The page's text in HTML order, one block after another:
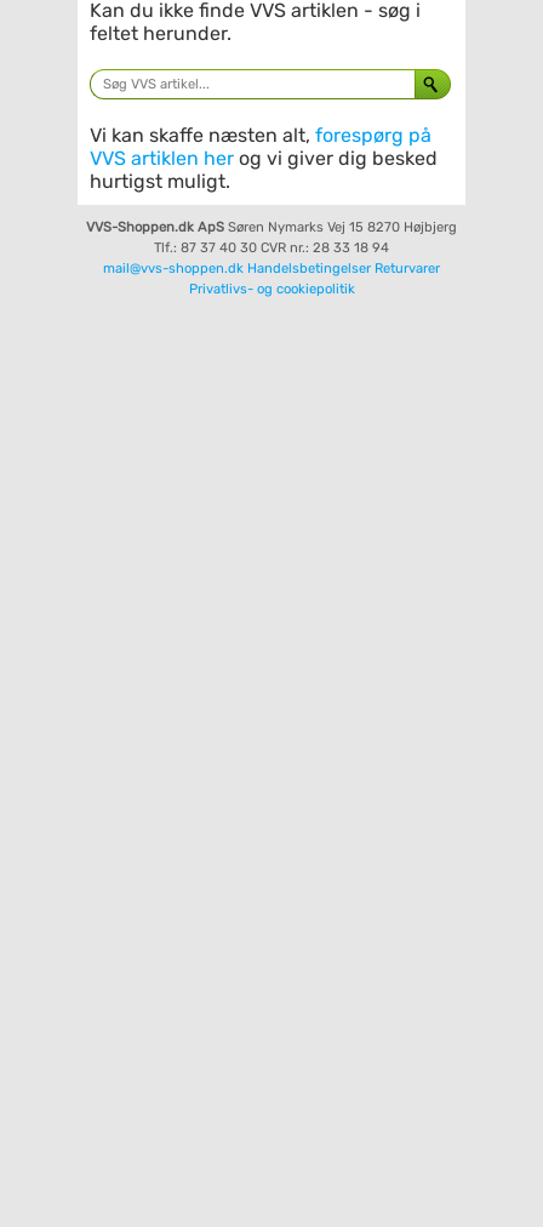
Kan du ikke finde VVS artiklen - søg i
feltet herunder.
Vi kan skaffe næsten alt, forespørg på
VVS artiklen her og vi giver dig besked
hurtigst muligt.
VVS-Shoppen.dk ApS Søren Nymarks Vej 15 8270 Højbjerg
Tlf.: 87 37 40 30 CVR nr.: 28 33 18 94
mail@vvs-shoppen.dk Handelsbetingelser Returvarer
Privatlivs- og cookiepolitik